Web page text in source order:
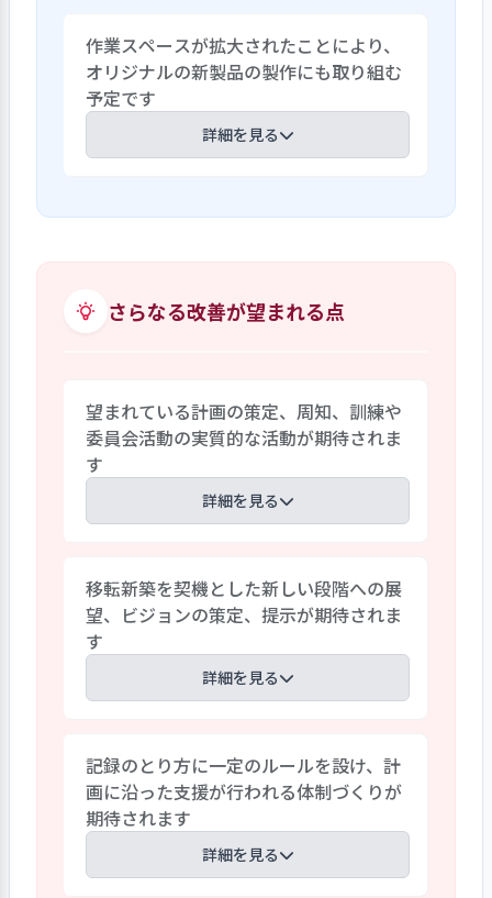
ことで安心して作業ができるよう整えま
した。休憩時間の過ごし方も個々の状況
を考慮しています。作業や休憩場所など、
利用者自身が心地よい場所を自ら選ぶこ
とができることで、利用者の居場所づくり
を確保する環境づくりに努力しているこ
用者のための共同作業所として開所して、
30余年地域に根差した事業所としての活
動を行ってきましたが、手狭で老朽化した
環境を解消すべく、2021年３月に近隣に
新しい事業所として新築、移転を行いま
の精神の障がいを持つ家族の方々への
い住所での地域の方々への理解を深める
への関係づくり等、理念に基づく地域と
作業スペースが拡大されたことにより、
オリジナルの新製品の製作にも取り組む
予定です
詳細を見る
作業スペースも拡大されたため作業の種類
業所の作業の手伝いをしたり、３Dプリン
しまい職員が作業に携わり工賃をあげる
というのは事業所の理念にも反するた
め、利用者自身ができる範囲で仕事を受
けることとしています。利用者のペースを
尊重しながら、作業の新規開拓にも積極
さらなる改善が望まれる点
望まれている計画の策定、周知、訓練や
委員会活動の実質的な活動が期待されま
す
詳細を見る
れ、整備が求められているマニュアルや規
程については、「虐待防止」「感染症予
防」「防災」「苦情・事故対応」のマニ
ュアルや「ハラスメント防止に関する規
程」も職員ミーティングで話し合われ整備
ます。しかし、新たに整備が求められてい
る事業継続計画の策定や周知、訓練等に
ついては事業所の運営規程に記載はあり
ますが策定には至っていません。虐待防止
委員会も本格的には始動していないよう
です。これらの策定や周知、実質的な活動
移転新築を契機とした新しい段階への展
望、ビジョンの策定、提示が期待されま
す
詳細を見る
完了して、法人、事業所共に一つの区切り
がつき、新たなスタートが切られた段階で
す。事業所の環境が整備され事業展開でも
新たな展開を模索していく過程にありま
す。少人数ながら長期間の経験を積み、利
記録のとり方に一定のルールを設け、計
画に沿った支援が行われる体制づくりが
期待されます
詳細を見る